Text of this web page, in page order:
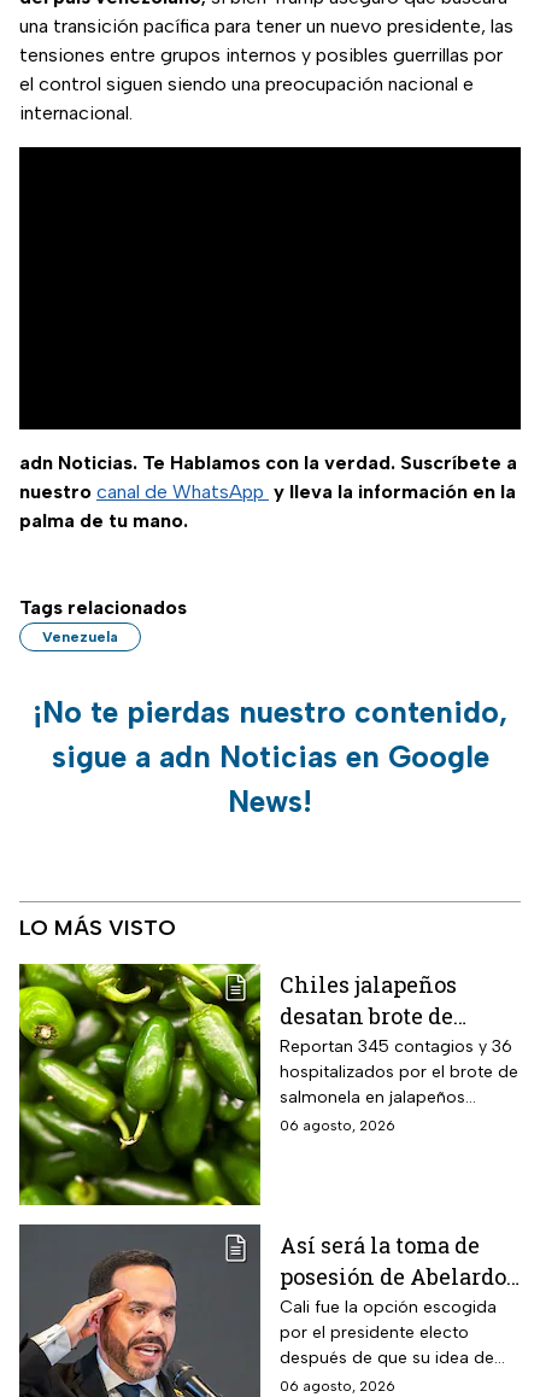
una transición pacífica para tener un nuevo presidente, las
tensiones entre grupos internos y posibles guerrillas por
el control siguen siendo una preocupación nacional e
internacional.
adn Noticias. Te Hablamos con la verdad. Suscríbete a
nuestro canal de WhatsApp y lleva la información en la
palma de tu mano.
Tags relacionados
Venezuela
¡No te pierdas nuestro contenido,
sigue a adn Noticias en Google
News!
LO MÁS VISTO
Chiles jalapeños
desatan brote de
salmonella en 27
estados de EUA
Reportan 345 contagios y 36
hospitalizados por el brote de
salmonela en jalapeños
exportados desde México
06 agosto, 2026
Así será la toma de
posesión de Abelardo
de la Espriella en Cali,
Colombia: fecha, hora
y dónde ver
Cali fue la opción escogida
por el presidente electo
después de que su idea de
hacerlo en una guarnición
06 agosto, 2026